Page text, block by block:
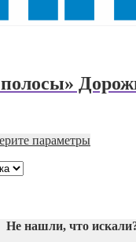
параметрыЭтот
можно
Не нашли, что искали